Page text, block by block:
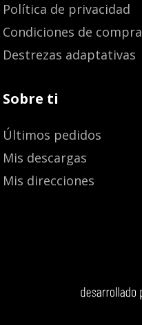
Política de privacidad
Condiciones de compra
Destrezas adaptativas
Sobre ti
Últimos pedidos
Mis descargas
Mis direcciones